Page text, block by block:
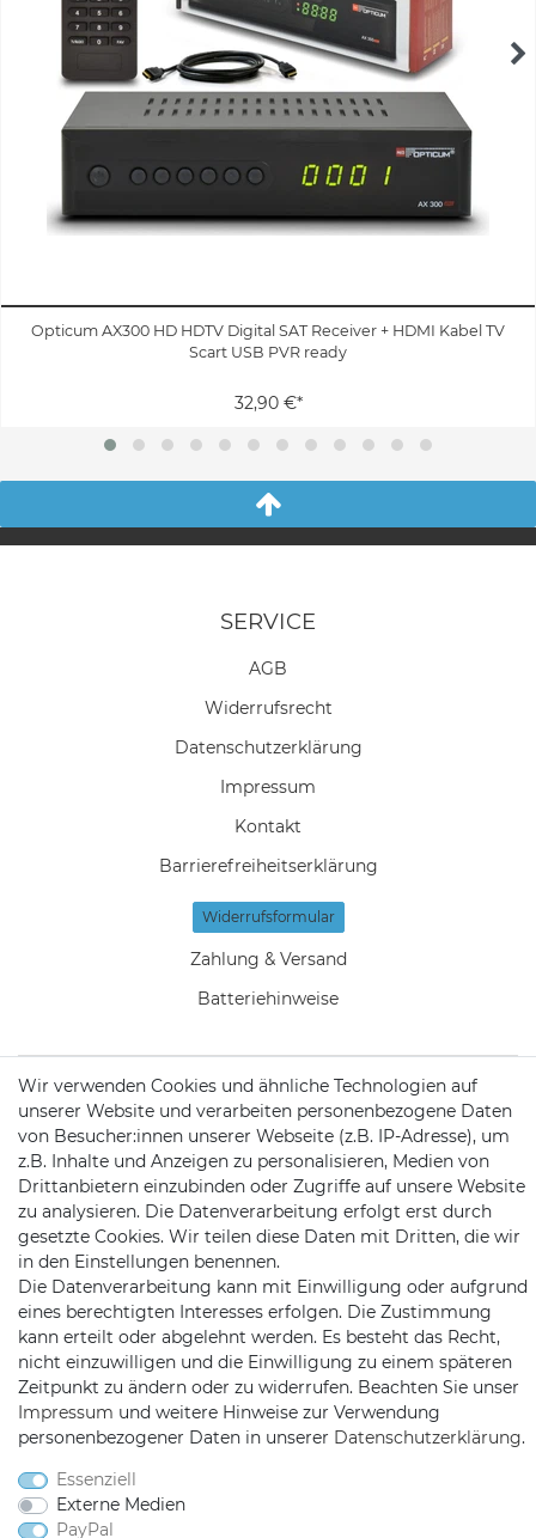
Opticum AX300 HD HDTV Digital SAT Receiver + HDMI Kabel TV
Scart USB PVR ready
32,90 €*
SERVICE
AGB
Widerrufs­recht
Daten­schutz­erklärung
Impressum
Kontakt
Barrierefreiheitserklärung
Widerrufs­formular
Zahlung & Versand
Batteriehinweise
KONTAKT
Telefon:09721 / 9453362
Mail: info@satshopping.de
Kopenhagenstr. 4
97424 Schweinfurt
Wir verwenden Cookies und ähnliche Technologien auf
unserer Website und verarbeiten personenbezogene Daten
von Besucher:innen unserer Webseite (z.B. IP-Adresse), um
z.B. Inhalte und Anzeigen zu personalisieren, Medien von
Drittanbietern einzubinden oder Zugriffe auf unsere Website
zu analysieren. Die Datenverarbeitung erfolgt erst durch
gesetzte Cookies. Wir teilen diese Daten mit Dritten, die wir
in den Einstellungen benennen.
Die Datenverarbeitung kann mit Einwilligung oder aufgrund
eines berechtigten Interesses erfolgen. Die Zustimmung
kann erteilt oder abgelehnt werden. Es besteht das Recht,
nicht einzuwilligen und die Einwilligung zu einem späteren
Zeitpunkt zu ändern oder zu widerrufen. Beachten Sie unser
Impressum und weitere Hinweise zur Verwendung
personenbezogener Daten in unserer Daten­schutz­erklärung.
Essenziell
Externe Medien
PayPal